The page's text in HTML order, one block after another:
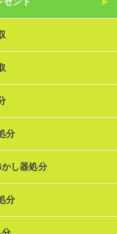
分
し器処分
分